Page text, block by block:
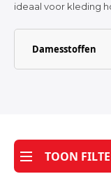
ideaal voor kleding
Damesstoffen
TOON